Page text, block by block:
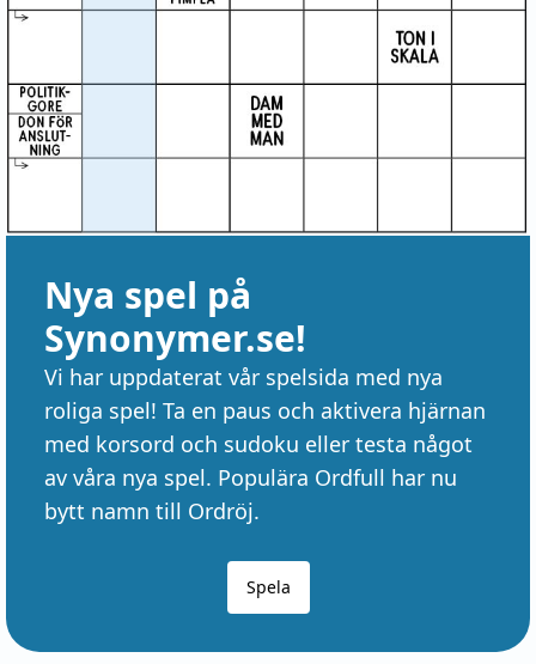
Nya spel på
Synonymer.se!
Vi har uppdaterat vår spelsida med nya
roliga spel! Ta en paus och aktivera hjärnan
med korsord och sudoku eller testa något
av våra nya spel. Populära Ordfull har nu
bytt namn till Ordröj.
Spela